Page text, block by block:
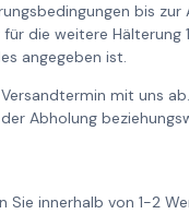
bis
die weitere
angegeben ist.
mit uns
Abholung
Sie innerhalb von 1-2